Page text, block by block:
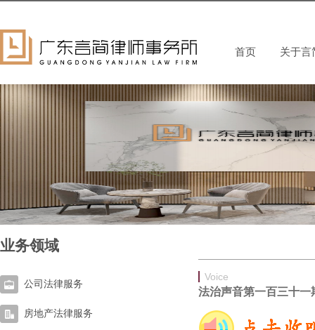
首页 关于言
业务领域
公司法律服务
房地产法律服务
Voice
法治声音第一百三十